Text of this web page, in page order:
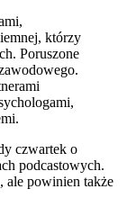
którzy
Poruszone
czwartek o
podcastowych.
ale powinien także